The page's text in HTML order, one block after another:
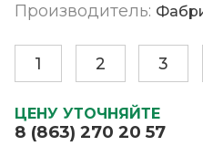
Производитель:
1 2 3
ЦЕНУ УТОЧНЯЙТЕ
8 (863) 270 20 57